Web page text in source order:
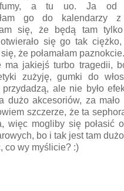
a tu uo. Ja od
go do kalendarzy
się, że będą tam
się go tak
że połamałam paznokcie.
ma jakiejś turbo tragedii,
zużyję, gumki do
ale nie było
dużo akcesoriów, za mało
szczerze, że ta
więc mogliby się połasić
bo i tak jest tam
co wy myślicie? :)